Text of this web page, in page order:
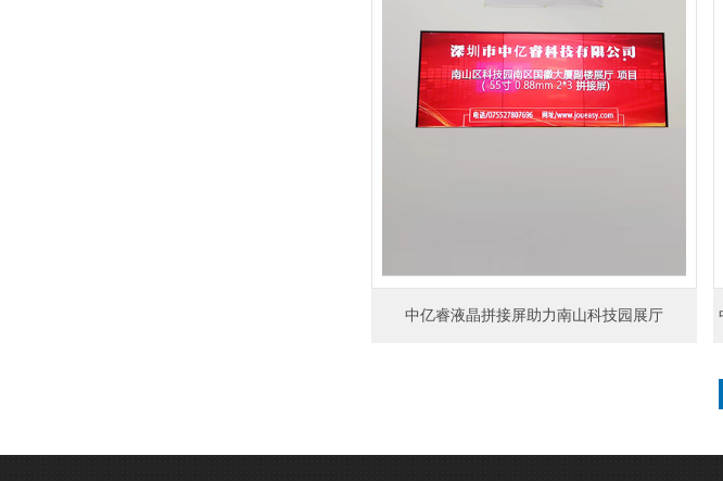
中亿睿液晶拼接屏助力南山科技园展厅